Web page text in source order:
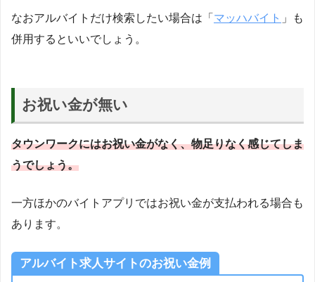
なおアルバイトだけ検索したい場合は「 マッハバイト 」も
併用するといいでしょう。
お祝い金が無い
タウンワークにはお祝い金がなく、物足りなく感じてしま
うでしょう。
一方ほかのバイトアプリではお祝い金が支払われる場合も
あります。
アルバイト求人サイトのお祝い金例